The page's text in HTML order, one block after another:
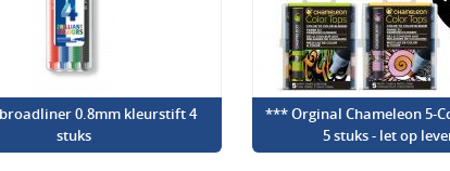
0.8mm kleurstift 4
stuks
*** Orginal Chameleon 5-
5 stuks - let op